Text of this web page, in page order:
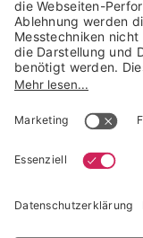
Trusted Shops
* unverbindliche